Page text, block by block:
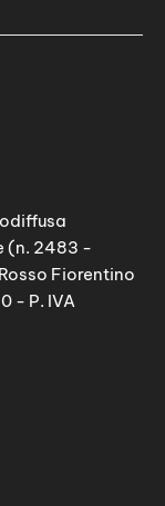
(n. 2483 -
Fiorentino
- P. IVA